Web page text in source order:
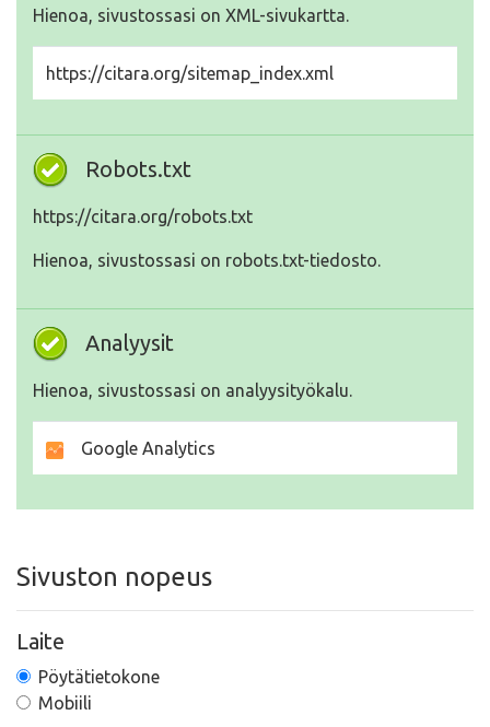
Hienoa, sivustossasi on XML-sivukartta.
https://citara.org/sitemap_index.xml
Robots.txt
https://citara.org/robots.txt
Hienoa, sivustossasi on robots.txt-tiedosto.
Analyysit
Hienoa, sivustossasi on analyysityökalu.
Google Analytics
Sivuston nopeus
Laite
Pöytätietokone
Mobiili